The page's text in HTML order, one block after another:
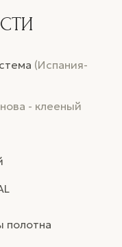
(Испания-
- клееный
полотна